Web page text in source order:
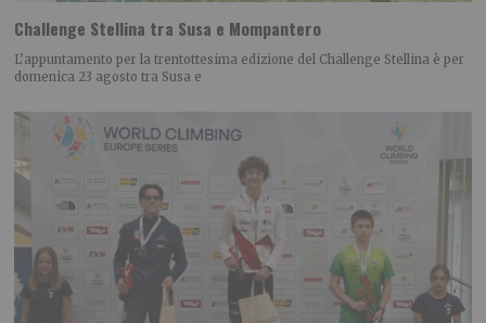
Challenge Stellina tra Susa e Mompantero
L’appuntamento per la trentottesima edizione del Challenge Stellina è per
domenica 23 agosto tra Susa e